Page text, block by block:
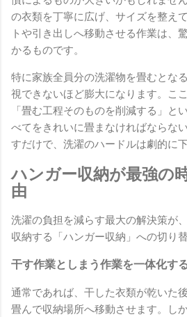
の衣類を丁寧に広げ、サイズを整え
トや引き出しへ移動させる作業は、
かるものです。
特に家族全員分の洗濯物を畳むとな
視できないほど膨大になります。こ
「畳む工程そのものを削減する」と
べてをきれいに畳まなければならな
すだけで、洗濯のハードルは劇的に下
ハンガー収納が最強の
由
洗濯の負担を減らす最大の解決策が
収納する「ハンガー収納」への切り替
干す作業としまう作業を一体化す
通常であれば、干した衣類が乾いた
畳んで収納場所へ移動させます。し